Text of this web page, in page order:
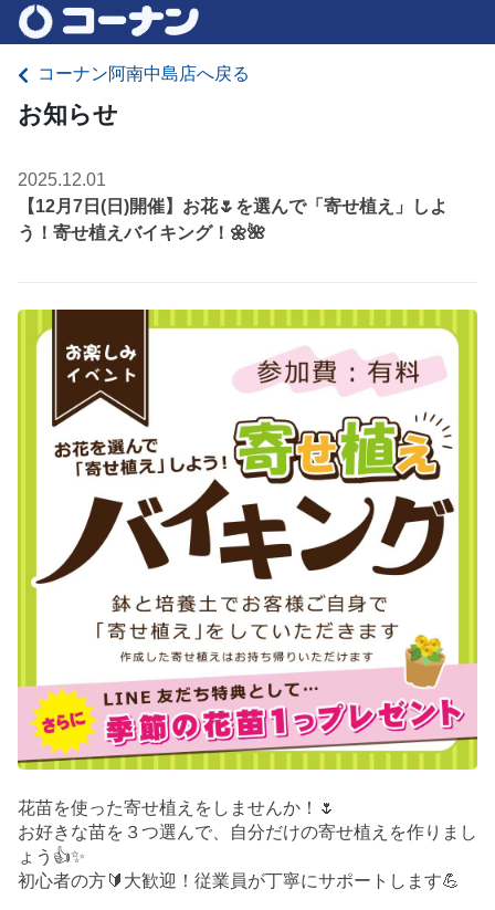
コーナン阿南中島店へ戻る
お知らせ
2025.12.01
【12月7日(日)開催】お花🌷を選んで「寄せ植え」しよ
う！寄せ植えバイキング！🌼🌺
花苗を使った寄せ植えをしませんか！🌷
お好きな苗を３つ選んで、自分だけの寄せ植えを作りまし
ょう👍✨
初心者の方🔰大歓迎！従業員が丁寧にサポートします💪